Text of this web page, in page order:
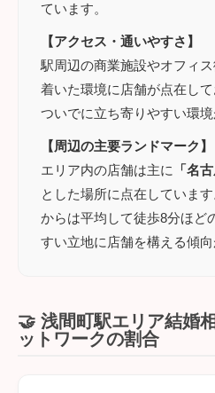
ています。
【アクセス・通いやすさ】
駅周辺の商業施設やオフィ
着いた環境に店舗が点在し
ついでに立ち寄りやすい環境
【周辺の主要ランドマーク】
エリア内の店舗は主に
「名
とした場所に点在していま
からは平均して徒歩8分ほど
すい立地に店舗を構える傾向
🤝 浅間町駅エリア結婚
ットワークの割合